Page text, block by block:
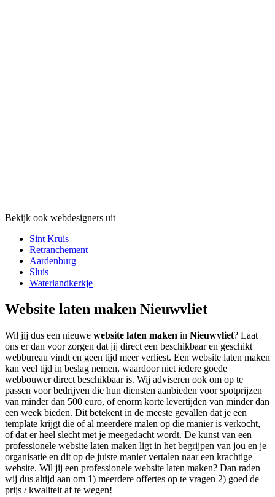
Bekijk ook webdesigners uit
Sint Kruis
Retranchement
Aardenburg
Sluis
Waterlandkerkje
Website laten maken Nieuwvliet
Wil jij dus een nieuwe website laten maken in Nieuwvliet? Laat
ons er dan voor zorgen dat jij direct een beschikbaar en geschikt
webbureau vindt en geen tijd meer verliest. Een website laten maken
kan veel tijd in beslag nemen, waardoor niet iedere goede
webbouwer direct beschikbaar is. Wij adviseren ook om op te
passen voor bedrijven die hun diensten aanbieden voor spotprijzen
van minder dan 500 euro, of enorm korte levertijden van minder dan
een week bieden. Dit betekent in de meeste gevallen dat je een
template krijgt die of al meerdere malen op die manier is verkocht,
of dat er heel slecht met je meegedacht wordt. De kunst van een
professionele website laten maken ligt in het begrijpen van jou en je
organisatie en dit op de juiste manier vertalen naar een krachtige
website. Wil jij een professionele website laten maken? Dan raden
wij dus altijd aan om 1) meerdere offertes op te vragen 2) goed de
prijs / kwaliteit af te wegen!